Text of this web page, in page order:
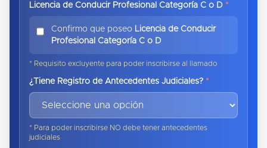
Licencia de Conducir Profesional Categoría C o D *
Confirmo que poseo Licencia de Conducir
Profesional Categoría C o D
* Requisito excluyente para poder inscribirse al llamado
¿Tiene Registro de Antecedentes Judiciales? *
* Para poder inscribirse NO debe tener antecedentes
judiciales